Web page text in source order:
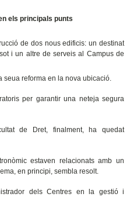
els principals punts
de dos nous edificis: un destinat
i un altre de serveis al Campus de
reforma en la nova ubicació.
per garantir una neteja segura
de Dret, finalment, ha quedat
estaven relacionats amb un
en principi, sembla resolt.
dels Centres en la gestió i